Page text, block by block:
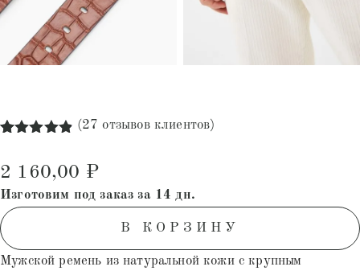
на основе
опроса
пользователей
(27 отзывов клиентов)
2 160,00 ₽
Изготовим под заказ за 14 дн.
В КОРЗИНУ
Мужской ремень из натуральной кожи с крупным